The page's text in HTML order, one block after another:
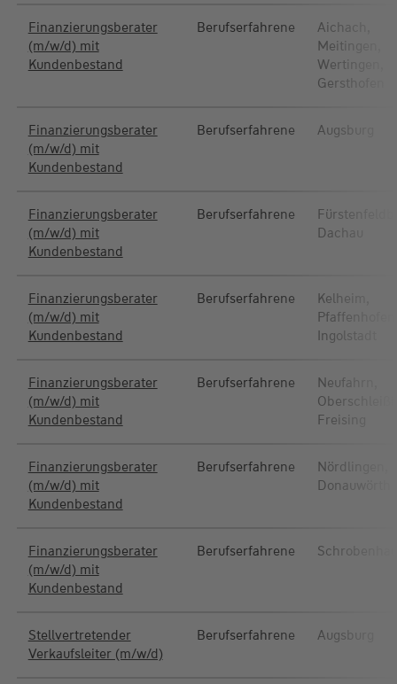
Finanzierungsberater
(m/w/d) mit
Kundenbestand
Berufserfahrene
Aichach,
Meitingen,
Wertingen,
Gersthofen
Finanzierungsberater
(m/w/d) mit
Kundenbestand
Berufserfahrene Augsburg
Finanzierungsberater
(m/w/d) mit
Kundenbestand
Berufserfahrene
Dachau
Finanzierungsberater
(m/w/d) mit
Kundenbestand
Berufserfahrene
Kelheim,
Ingolstadt
Finanzierungsberater
(m/w/d) mit
Kundenbestand
Berufserfahrene
Neufahrn,
Freising
Finanzierungsberater
(m/w/d) mit
Kundenbestand
Berufserfahrene
Nördlingen,
Donauwörth
Finanzierungsberater
(m/w/d) mit
Kundenbestand
Berufserfahrene
Stellvertretender
Verkaufsleiter (m/w/d)
Berufserfahrene Augsburg